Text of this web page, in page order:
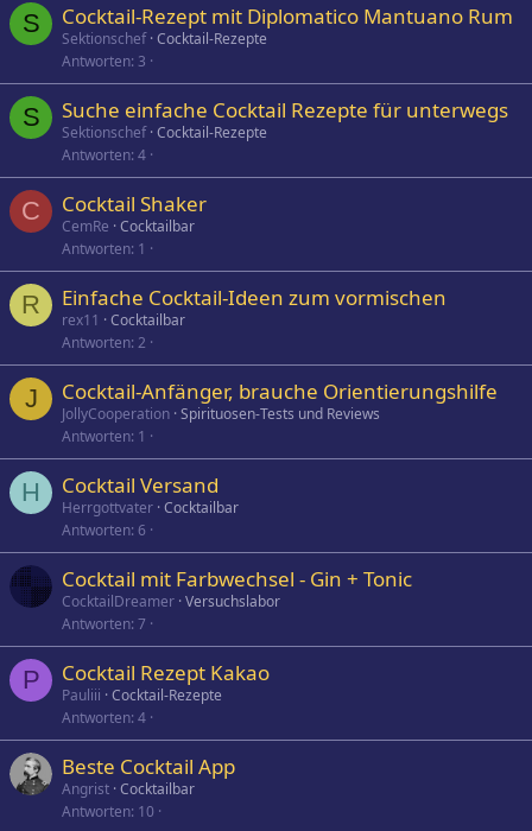
S Cocktail-Rezept mit Diplomatico Mantuano Rum
Sektionschef Cocktail-Rezepte
Antworten 3
S Suche einfache Cocktail Rezepte für unterwegs
Sektionschef Cocktail-Rezepte
Antworten 4
C Cocktail Shaker
CemRe Cocktailbar
Antworten 1
R Einfache Cocktail-Ideen zum vormischen
rex11
Cocktailbar
Antworten 2
J Cocktail-Anfänger, brauche Orientierungshilfe
JollyCooperation Spirituosen-Tests und Reviews
Antworten 1
H Cocktail Versand
Herrgottvater Cocktailbar
Antworten 6
Cocktail mit Farbwechsel - Gin + Tonic
CocktailDreamer Versuchslabor
Antworten 7
P Cocktail Rezept Kakao
Pauliii Cocktail-Rezepte
Antworten 4
Beste Cocktail App
Angrist Cocktailbar
Antworten 10